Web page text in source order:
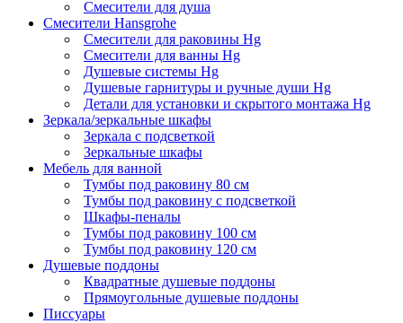
Смесители для душа
Смесители Hansgrohe
Смесители для раковины Hg
Смесители для ванны Hg
Душевые системы Hg
Душевые гарнитуры и ручные души Hg
Детали для установки и скрытого монтажа Hg
Зеркала/зеркальные шкафы
Зеркала с подсветкой
Зеркальные шкафы
Мебель для ванной
Тумбы под раковину 80 см
Тумбы под раковину с подсветкой
Шкафы-пеналы
Тумбы под раковину 100 см
Тумбы под раковину 120 см
Душевые поддоны
Квадратные душевые поддоны
Прямоугольные душевые поддоны
Писсуары